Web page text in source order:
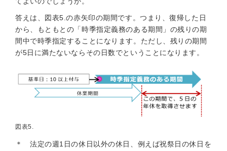
答えは、図表5.の赤矢印の期間です。つまり、復帰した日
から、もともとの「時季指定義務のある期間」の残りの期
間中で時季指定することになります。ただし、残りの期間
が5日に満たないならその日数でということになります。
図表5.
＊ 法定の週1日の休日以外の休日、例えば祝祭日の休日を